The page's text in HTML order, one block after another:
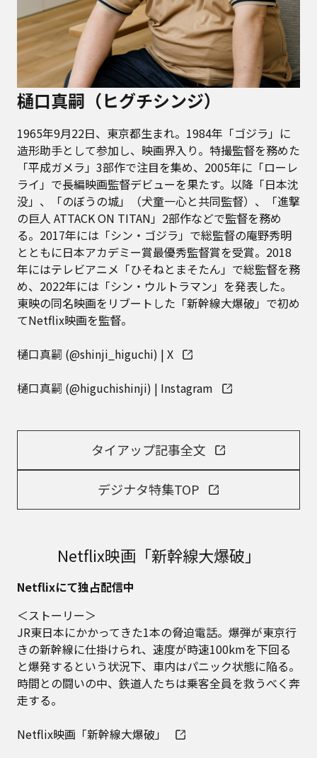
樋口真嗣（ヒグチシンジ）
1965年9月22日、東京都生まれ。1984年「ゴジラ」に
造形助手として参加し、映画界入り。特撮監督を務めた
「平成ガメラ」3部作で注目を集め、2005年に「ローレ
ライ」で長編映画監督デビューを果たす。以降「日本沈
没」、「のぼうの城」（犬童一心と共同監督）、「進撃
の巨人 ATTACK ON TITAN」2部作などで監督を務め
る。2017年には「シン・ゴジラ」で総監督の庵野秀明
とともに日本アカデミー賞最優秀監督賞を受賞。2018
年にはテレビアニメ「ひそねとまそたん」で総監督を務
め、2022年には「シン・ウルトラマン」を発表した。
東映の同名映画をリブートした「新幹線大爆破」で初め
てNetflix映画を監督。
樋口真嗣 (@shinji_higuchi) | X
樋口真嗣 (@higuchishinji) | Instagram
タイアップ記事全文
デジナタ特集TOP
Netflix映画「新幹線大爆破」
Netflixにて独占配信中
＜ストーリー＞
JR東日本にかかってきた1本の脅迫電話。爆弾が東京行
きの新幹線に仕掛けられ、速度が時速100kmを下回る
と爆発するという状況下、車内はパニック状態に陥る。
時間との闘いの中、鉄道人たちは乗客全員を救うべく奔
走する。
Netflix映画「新幹線大爆破」